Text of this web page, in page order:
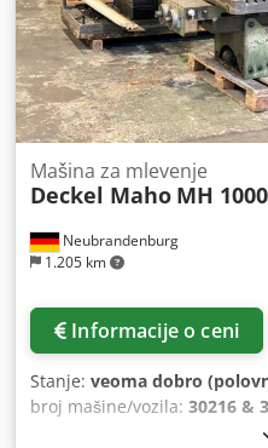
Neubrandenburg
1.205 km
Mašina za mlevenje
Deckel Maho MH 1000
Informacije o ceni
Stanje: veoma dobro
broj mašine/vozila: 30216 &
, udaljenost